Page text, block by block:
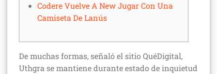
Codere Vuelve A New Jugar Con Una
Camiseta De Lanús
De muchas formas, señaló el sitio QuéDigital,
Uthgra se mantiene durante estado de inquietud